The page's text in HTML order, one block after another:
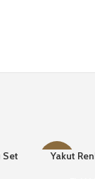
Set
-23%
Yakut